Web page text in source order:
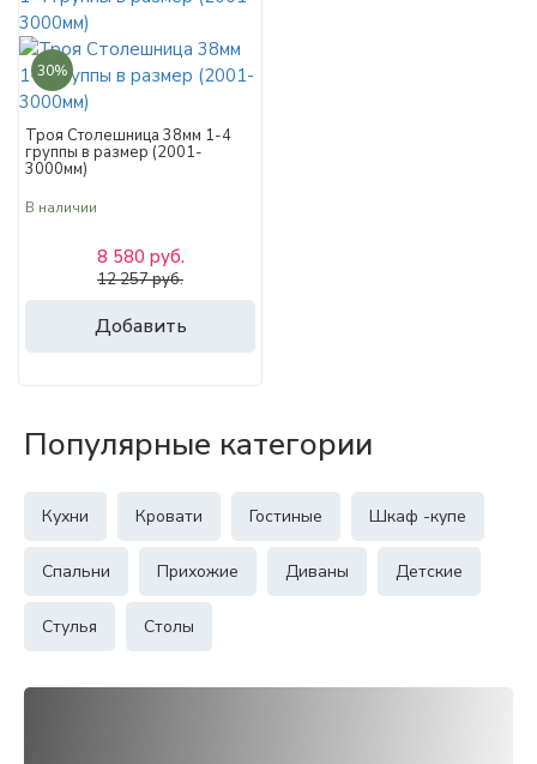
30%
Троя Столешница 38мм 1-4
группы в размер (2001-
3000мм)
В наличии
Добавить
8 580 руб.
12 257 руб.
Популярные категории
Кухни Кровати Гостиные Шкаф -купе
Спальни Прихожие Диваны Детские
Стулья Столы